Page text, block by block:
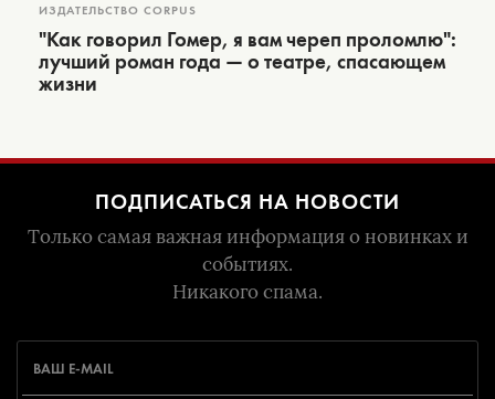
ИЗДАТЕЛЬСТВО CORPUS
"Как говорил Гомер, я вам череп проломлю":
лучший роман года — о театре, спасающем
жизни
ПОДПИСАТЬСЯ НА НОВОСТИ
Только самая важная информация о новинках и
событиях.
Никакого спама.